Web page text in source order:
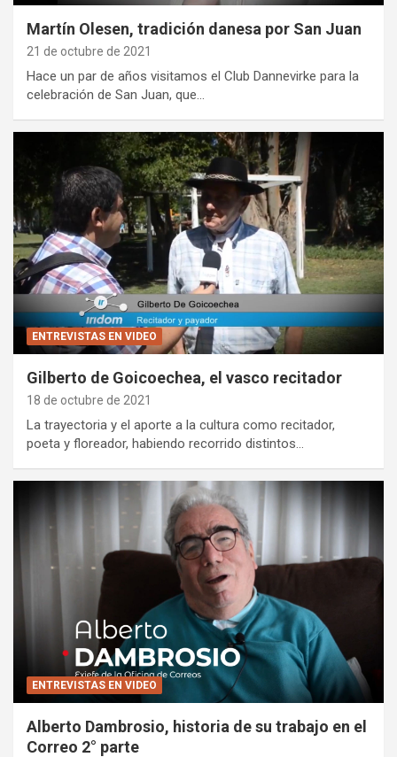
Martín Olesen, tradición danesa por San Juan
21 de octubre de 2021
Hace un par de años visitamos el Club Dannevirke para la
celebración de San Juan, que…
ENTREVISTAS EN VIDEO
Gilberto de Goicoechea, el vasco recitador
18 de octubre de 2021
La trayectoria y el aporte a la cultura como recitador,
poeta y floreador, habiendo recorrido distintos…
ENTREVISTAS EN VIDEO
Alberto Dambrosio, historia de su trabajo en el
Correo 2° parte